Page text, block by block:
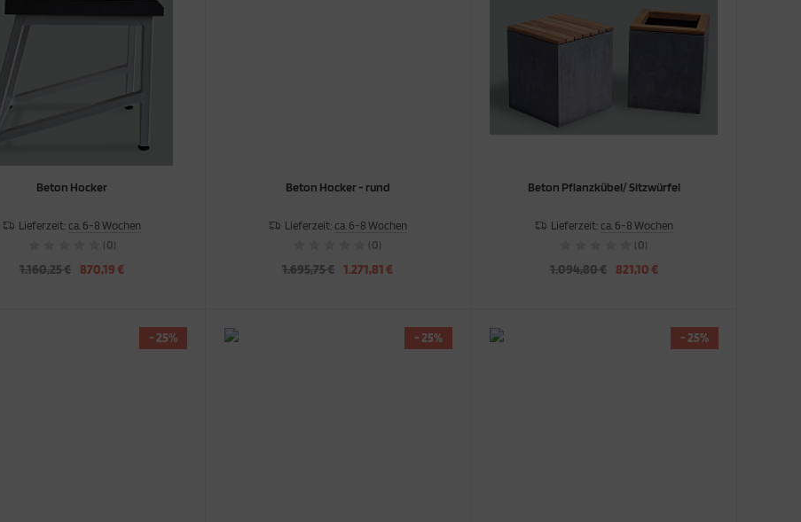
Beton Hocker
Lieferzeit: ca. 6-8 Wochen
(0)
1.160,25 € 870,19 €
Beton Hocker - rund
Lieferzeit: ca. 6-8 Wochen
(0)
1.695,75 € 1.271,81 €
Beton Pflanzkübel/ Sitzwürfel
Lieferzeit: ca. 6-8 Wochen
(0)
1.094,80 € 821,10 €
- 25% - 25% - 25%